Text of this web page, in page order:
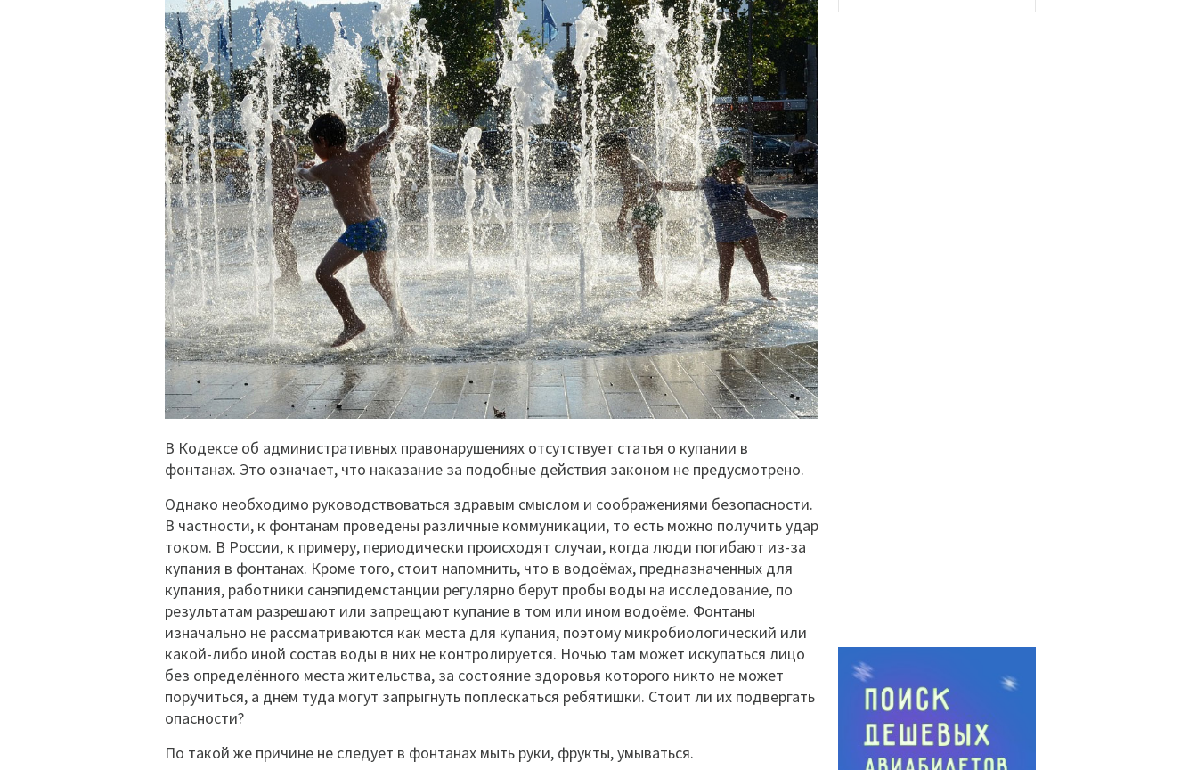
В Кодексе об административных правонарушениях отсутствует статья о купании в
фонтанах. Это означает, что наказание за подобные действия законом не предусмотрено.
Однако необходимо руководствоваться здравым смыслом и соображениями безопасности.
В частности, к фонтанам проведены различные коммуникации, то есть можно получить удар
током. В России, к примеру, периодически происходят случаи, когда люди погибают из-за
купания в фонтанах. Кроме того, стоит напомнить, что в водоёмах, предназначенных для
купания, работники санэпидемстанции регулярно берут пробы воды на исследование, по
результатам разрешают или запрещают купание в том или ином водоёме. Фонтаны
изначально не рассматриваются как места для купания, поэтому микробиологический или
какой-либо иной состав воды в них не контролируется. Ночью там может искупаться лицо
без определённого места жительства, за состояние здоровья которого никто не может
поручиться, а днём туда могут запрыгнуть поплескаться ребятишки. Стоит ли их подвергать
опасности?
По такой же причине не следует в фонтанах мыть руки, фрукты, умываться.